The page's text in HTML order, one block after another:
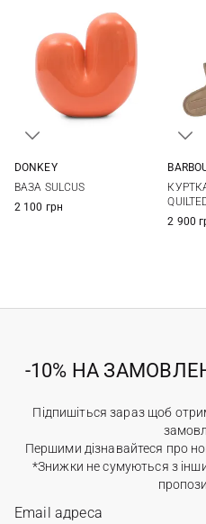
DONKEY
ВАЗА SULCUS
2 100 грн
2 900
-10% НА
Підпишіться зараз щоб
Першими дізнавайтеся про
*Знижки не сумуються з